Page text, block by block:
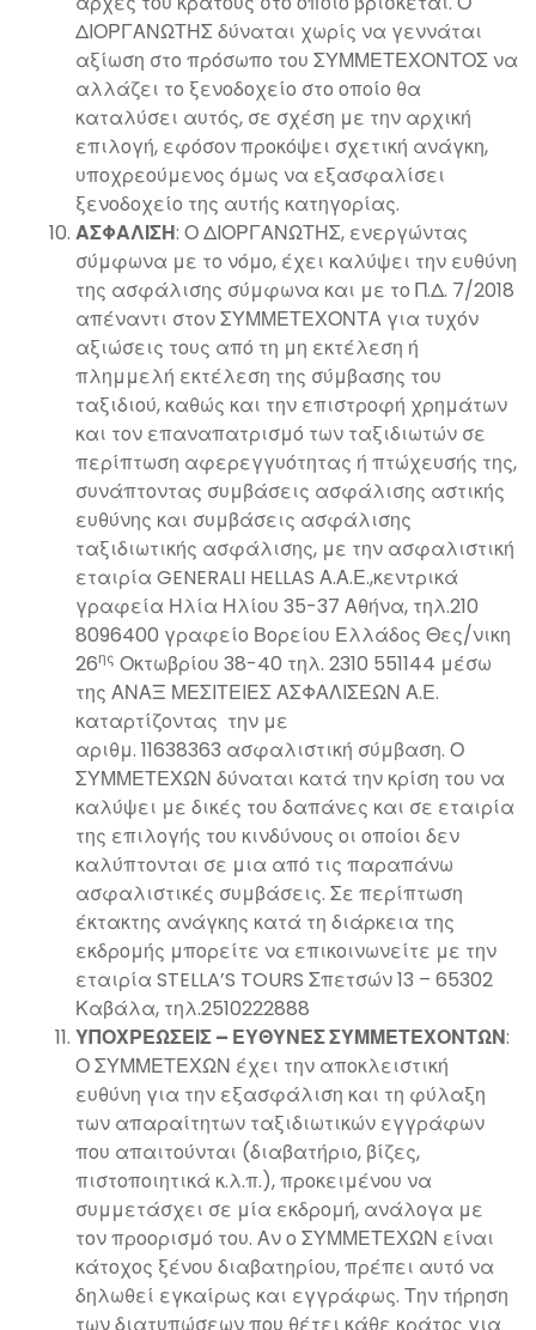
ΔΙΟΡΓΑΝΩΤΗΣ δύναται χωρίς να γεννάται
αξίωση στο πρόσωπο του ΣΥΜΜΕΤΕΧΟΝΤΟΣ να
αλλάζει το ξενοδοχείο στο οποίο θα
καταλύσει αυτός, σε σχέση με την αρχική
επιλογή, εφόσον προκόψει σχετική ανάγκη,
υποχρεούμενος όμως να εξασφαλίσει
ξενοδοχείο της αυτής κατηγορίας.
ΑΣΦΑΛΙΣΗ: Ο ΔΙΟΡΓΑΝΩΤΗΣ, ενεργώντας
σύμφωνα με το νόμο, έχει καλύψει την ευθύνη
της ασφάλισης σύμφωνα και με το Π.Δ. 7/2018
απέναντι στον ΣΥΜΜΕΤΕΧΟΝΤΑ για τυχόν
αξιώσεις τους από τη μη εκτέλεση ή
πλημμελή εκτέλεση της σύμβασης του
ταξιδιού, καθώς και την επιστροφή χρημάτων
και τον επαναπατρισμό των ταξιδιωτών σε
περίπτωση αφερεγγυότητας ή πτώχευσής της,
συνάπτοντας συμβάσεις ασφάλισης αστικής
ευθύνης και συμβάσεις ασφάλισης
ταξιδιωτικής ασφάλισης, με την ασφαλιστική
εταιρία GENERALI HELLAS Α.Α.Ε.,κεντρικά
γραφεία Ηλία Ηλίου 35-37 Αθήνα, τηλ.210
8096400 γραφείο Βορείου Ελλάδος Θες/νικη
26ης Οκτωβρίου 38-40 τηλ. 2310 551144 μέσω
της ΑΝΑΞ ΜΕΣΙΤΕΙΕΣ ΑΣΦΑΛΙΣΕΩΝ Α.Ε.
καταρτίζοντας την με
αριθμ. 11638363 ασφαλιστική σύμβαση. Ο
ΣΥΜΜΕΤΕΧΩΝ δύναται κατά την κρίση του να
καλύψει με δικές του δαπάνες και σε εταιρία
της επιλογής του κινδύνους οι οποίοι δεν
καλύπτονται σε μια από τις παραπάνω
ασφαλιστικές συμβάσεις. Σε περίπτωση
έκτακτης ανάγκης κατά τη διάρκεια της
εκδρομής μπορείτε να επικοινωνείτε με την
εταιρία STELLA’S TOURS Σπετσών 13 – 65302
Καβάλα, τηλ.2510222888
ΥΠΟΧΡΕΩΣΕΙΣ – ΕΥΘΥΝΕΣ ΣΥΜΜΕΤΕΧΟΝΤΩΝ:
Ο ΣΥΜΜΕΤΕΧΩΝ έχει την αποκλειστική
ευθύνη για την εξασφάλιση και τη φύλαξη
των απαραίτητων ταξιδιωτικών εγγράφων
που απαιτούνται (διαβατήριο, βίζες,
πιστοποιητικά κ.λ.π.), προκειμένου να
συμμετάσχει σε μία εκδρομή, ανάλογα με
τον προορισμό του. Αν ο ΣΥΜΜΕΤΕΧΩΝ είναι
κάτοχος ξένου διαβατηρίου, πρέπει αυτό να
δηλωθεί εγκαίρως και εγγράφως. Την τήρηση